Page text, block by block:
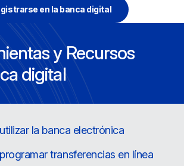
en la banca digital
y Recursos
digital
la banca electrónica
transferencias en línea